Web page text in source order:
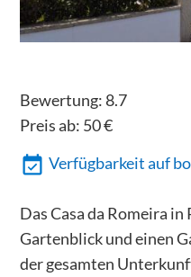
Bewertung: 8.7
Preis ab: 50€
Verfügbarkeit auf
Das Casa da Romeira
Gartenblick und einen
der gesamten